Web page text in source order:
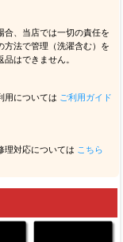
合、当店では一切の責任を
方法で管理（洗濯含む）を
はできません。
用については ご利用ガイド
理対応については こちら